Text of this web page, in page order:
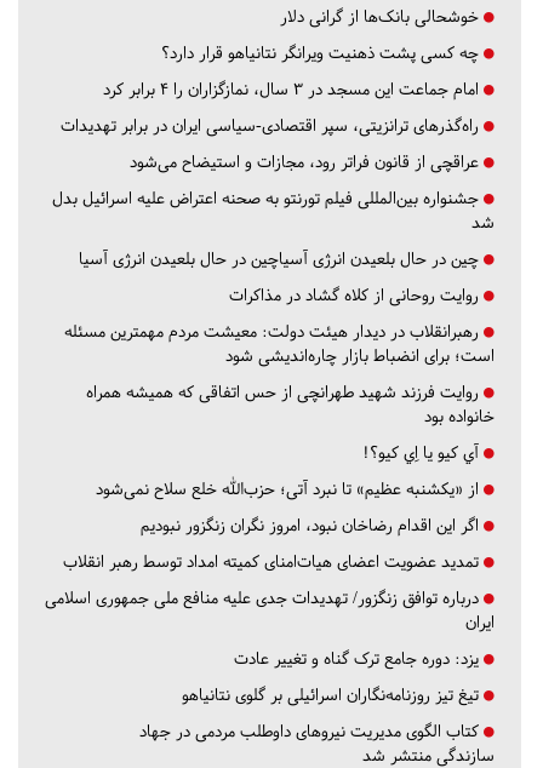
خوشحالی بانک‌ها از گرانی دلار
چه کسی پشت ذهنیت ویرانگر نتانیاهو قرار دارد؟
امام جماعت این مسجد در ۳ سال، نمازگزاران را ۴ برابر کرد
راه‌گذرهای ترانزیتی، سپر اقتصادی-سیاسی ایران در برابر تهدیدات
عراقچی از قانون فراتر رود، مجازات و استیضاح می‌شود
جشنواره بین‌المللی فیلم تورنتو به صحنه اعتراض علیه اسرائیل بدل
شد
چین در حال بلعیدن انرژی آسیاچین در حال بلعیدن انرژی آسیا
روایت روحانی از کلاه گشاد در مذاکرات
رهبرانقلاب در دیدار هیئت دولت: معیشت مردم مهمترین مسئله
است؛ برای انضباط بازار چاره‌اندیشی شود
روایت فرزند شهید طهرانچی از حس اتفاقی که همیشه همراه
خانواده بود
آي كيو يا اِي كيو؟!
از «یکشنبه عظیم» تا نبرد آتی؛ حزب‌الله خلع سلاح نمی‌شود
اگر این اقدام رضاخان نبود، امروز نگران زنگزور نبودیم
تمدید عضویت اعضای هیات‌امنای کمیته امداد توسط رهبر انقلاب
درباره توافق زنگزور/ تهدیدات جدی علیه منافع ملی جمهوری اسلامی
ایران
یزد: دوره جامع ترک گناه و تغییر عادت
تیغ تیز روزنامه‌نگاران اسرائیلی بر گلوی نتانیاهو
کتاب الگوی مدیریت نیروهای داوطلب مردمی در جهاد
سازندگی منتشر شد